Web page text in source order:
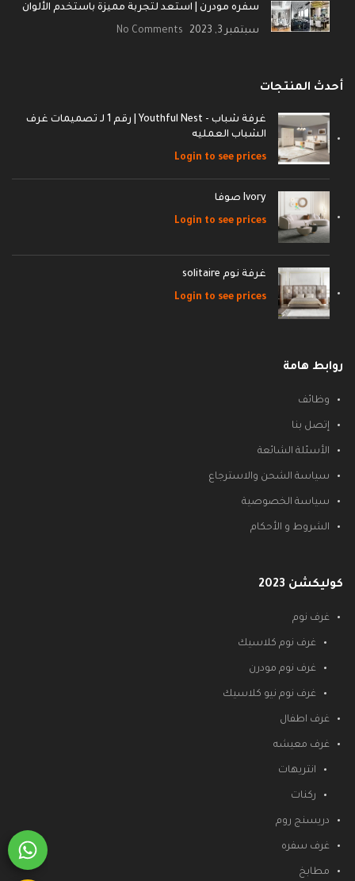
سفره مودرن | استعد لتجربة مميزة باستخدم الألوان
سبتمبر 3, 2023 No Comments
أحدث المنتجات
غرفة شباب - Youthful Nest | رقم 1 لـ تصميمات غرف
الشباب العمليه
Login to see prices
Ivory صوفا
Login to see prices
غرفة نوم solitaire
Login to see prices
روابط هامة
وظائف
إتصل بنا
الأسئلة الشائعة
سياسة الشحن والاسترجاع
سياسة الخصوصية
الشروط و الأحكام
كوليكشن 2023
غرف نوم
غرف نوم كلاسيك
غرف نوم مودرن
غرف نوم نيو كلاسيك
غرف اطفال
غرف معيشه
انتريهات
ركنات
دريسنج روم
غرف سفره
مطابخ